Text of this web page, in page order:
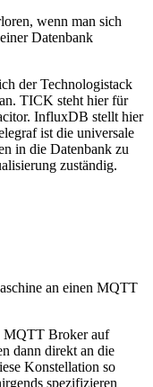
wenn man sich
Datenbank
der Technologistack
TICK steht hier für
InfluxDB stellt hier
ist die universale
in die Datenbank zu
zuständig.
an einen MQTT
MQTT Broker auf
dann direkt an die
Konstellation so
spezifizieren